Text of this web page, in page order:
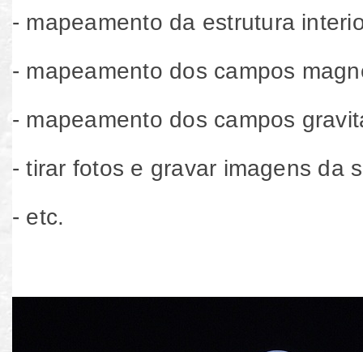
- mapeamento da estrutura
- mapeamento dos campos
- mapeamento dos campos
- tirar fotos e gravar imagens da
- etc.